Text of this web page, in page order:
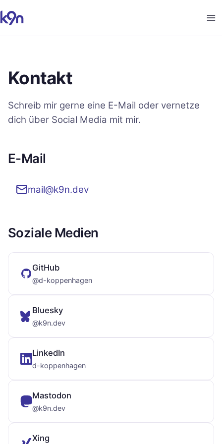
Kontakt
Schreib mir gerne eine E-Mail oder vernetze
dich über Social Media mit mir.
E-Mail
mail@k9n.dev
Soziale Medien
GitHub
@d-koppenhagen
Bluesky
@k9n.dev
LinkedIn
d-koppenhagen
Mastodon
@k9n.dev
Xing